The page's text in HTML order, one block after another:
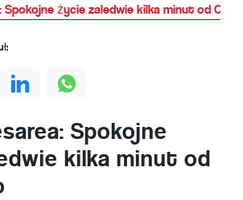
Spokojne życie zaledwie kilka minut od
Spokojne
kilka minut od